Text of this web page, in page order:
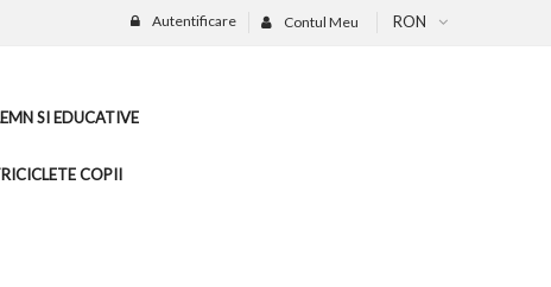
RON
Contul Meu
Autentificare
SI EDUCATIVE
COPII